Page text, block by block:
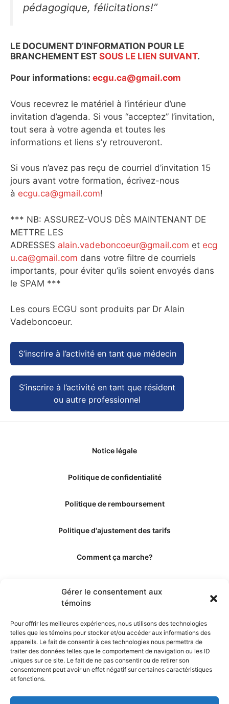
Gérer le consentement aux
témoins
Pour offrir les meilleures expériences, nous utilisons des technologies
telles que les témoins pour stocker et/ou accéder aux informations des
appareils. Le fait de consentir à ces technologies nous permettra de
traiter des données telles que le comportement de navigation ou les ID
uniques sur ce site. Le fait de ne pas consentir ou de retirer son
consentement peut avoir un effet négatif sur certaines caractéristiques
et fonctions.
pédagogique, félicitations!”
LE DOCUMENT D’INFORMATION POUR LE
BRANCHEMENT EST SOUS LE LIEN SUIVANT.
Pour informations: ecgu.ca@gmail.com
Vous recevrez le matériel à l’intérieur d’une
invitation d’agenda. Si vous “acceptez” l’invitation,
tout sera à votre agenda et toutes les
informations et liens s’y retrouveront.
Si vous n’avez pas reçu de courriel d’invitation 15
jours avant votre formation, écrivez-nous
à ecgu.ca@gmail.com!
*** NB: ASSUREZ-VOUS DÈS MAINTENANT DE
METTRE LES
ADRESSES alain.vadeboncoeur@gmail.com et ecg
u.ca@gmail.com dans votre filtre de courriels
importants, pour éviter qu’ils soient envoyés dans
le SPAM ***
Les cours ECGU sont produits par Dr Alain
Vadeboncoeur.
S’inscrire à l’activité en tant que médecin
S’inscrire à l’activité en tant que résident
ou autre professionnel
Notice légale
Politique de confidentialité
Politique de remboursement
Politique d'ajustement des tarifs
Comment ça marche?
Les éditeurs
Les experts et collaborateurs